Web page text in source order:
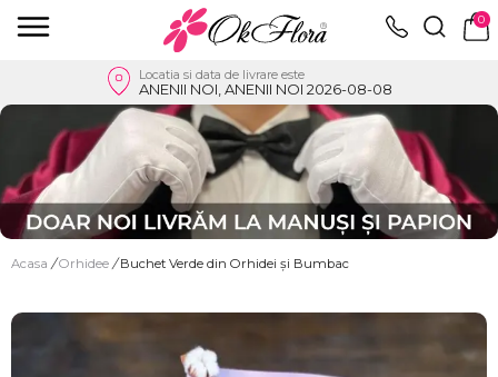
0
Locatia si data de livrare este
ANENII NOI, ANENII NOI 2026-08-08
Acasa / Orhidee / Buchet Verde din Orhidei și Bumbac